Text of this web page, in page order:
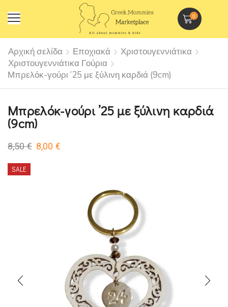
0
Αρχική σελίδα Εποχιακά
Χριστουγεννιάτικα
Χριστουγεννιάτικα Γούρια
Μπρελόκ-γούρι ’25 με ξύλινη καρδιά (9cm)
Μπρελόκ-γούρι ’25 με ξύλινη καρδιά
(9cm)
8,50€ 8,00 €
SALE